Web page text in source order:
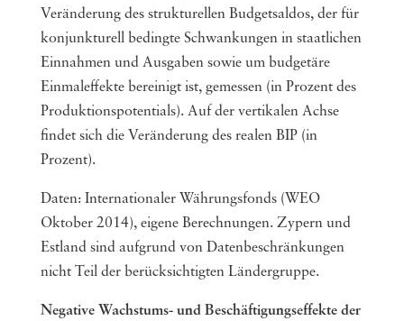
Veränderung des strukturellen Budgetsaldos, der für
konjunkturell bedingte Schwankungen in staatlichen
Einnahmen und Ausgaben sowie um budgetäre
Einmaleffekte bereinigt ist, gemessen (in Prozent des
Produktionspotentials). Auf der vertikalen Achse
findet sich die Veränderung des realen BIP (in
Prozent).
Daten: Internationaler Währungsfonds (WEO
Oktober 2014), eigene Berechnungen. Zypern und
Estland sind aufgrund von Datenbeschränkungen
nicht Teil der berücksichtigten Ländergruppe.
Negative Wachstums- und Beschäftigungseffekte der